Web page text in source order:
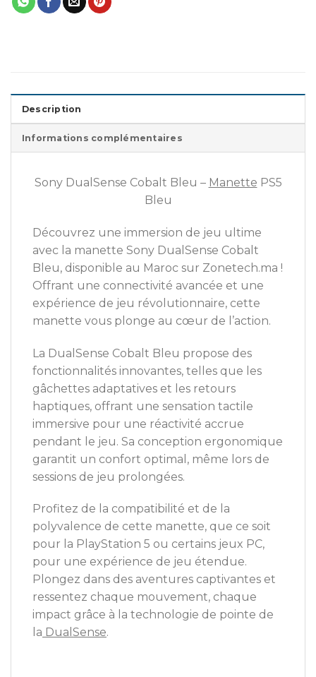
Description
Informations complémentaires
Sony DualSense Cobalt Bleu – Manette PS5
Bleu
Découvrez une immersion de jeu ultime
avec la manette Sony DualSense Cobalt
Bleu, disponible au Maroc sur Zonetech.ma !
Offrant une connectivité avancée et une
expérience de jeu révolutionnaire, cette
manette vous plonge au cœur de l’action.
La DualSense Cobalt Bleu propose des
fonctionnalités innovantes, telles que les
gâchettes adaptatives et les retours
haptiques, offrant une sensation tactile
immersive pour une réactivité accrue
pendant le jeu. Sa conception ergonomique
garantit un confort optimal, même lors de
sessions de jeu prolongées.
Profitez de la compatibilité et de la
polyvalence de cette manette, que ce soit
pour la PlayStation 5 ou certains jeux PC,
pour une expérience de jeu étendue.
Plongez dans des aventures captivantes et
ressentez chaque mouvement, chaque
impact grâce à la technologie de pointe de
la DualSense.